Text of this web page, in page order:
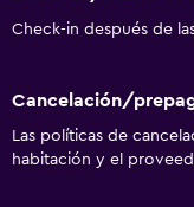
Check-in después de
Cancelación/
Las políticas de
habitación y el